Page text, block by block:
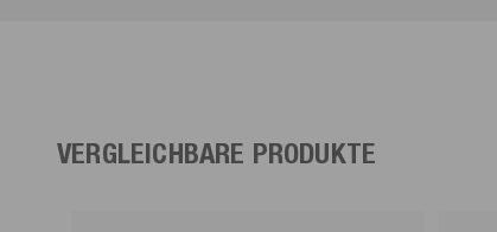
VERGLEICHBARE PRODUKTE